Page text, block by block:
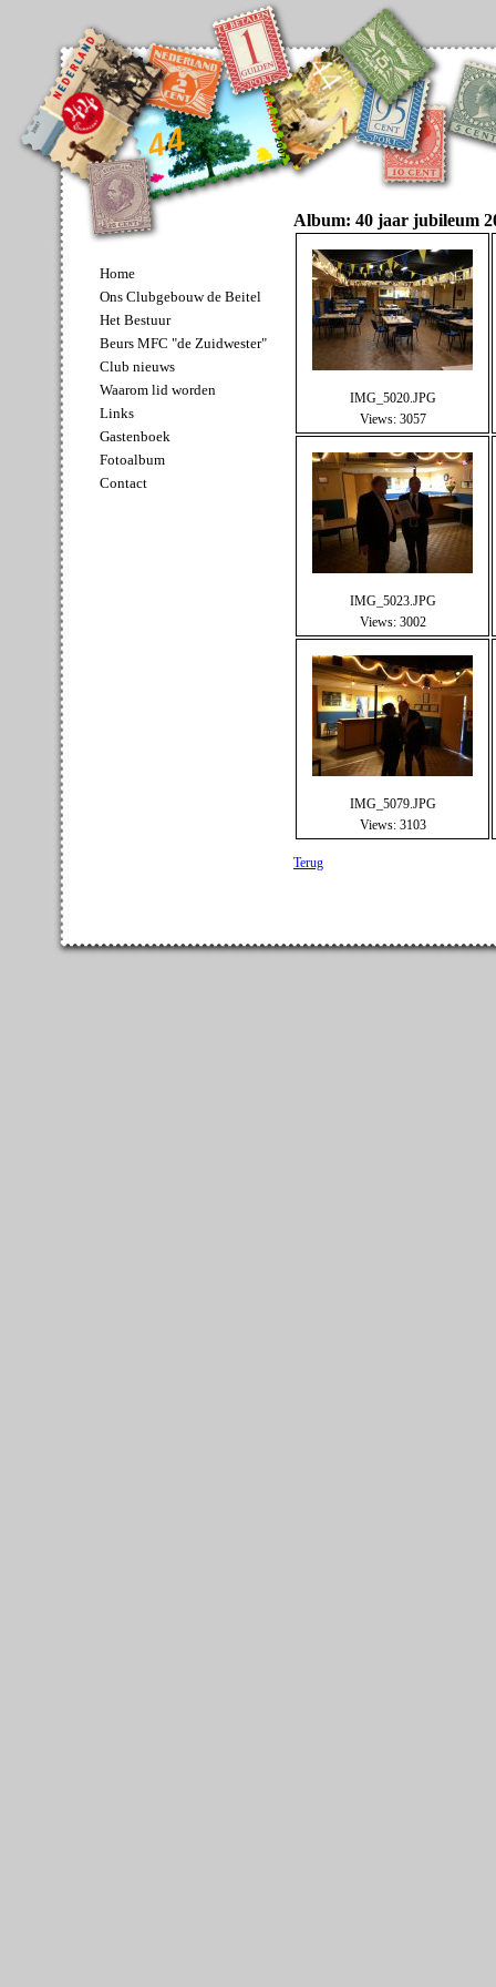
Home
Ons Clubgebouw de Beitel
Het Bestuur
Beurs MFC "de Zuidwester"
Club nieuws
Waarom lid worden
Links
Gastenboek
Fotoalbum
Contact
Album: 40 jaar jubileum
IMG_5020.JPG
Views: 3057
IMG_5023.JPG
Views: 3002
IMG_5079.JPG
Views: 3103
Terug